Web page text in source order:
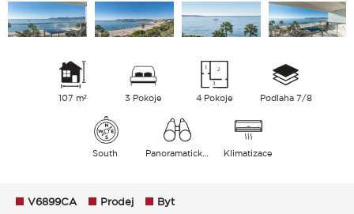
107 m² 3 Pokoje 4 Pokoje Podlaha 7/8
South Klimatizace
V6899CA Prodej Byt